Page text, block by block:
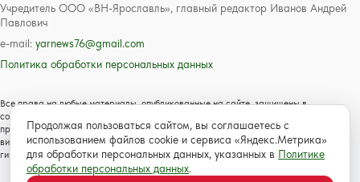
Учредитель ООО «ВН-Ярославль», главный редактор Иванов Андрей
Павлович
e-mail: yarnews76@gmail.com
Политика обработки персональных данных
Все права на любые материалы, опубликованные на сайте, защищены в
соответствии с российским и международным законодательством об авторском
праве и смежных правах. Любое использование текстовых, фото, аудио и
видеоматериалов возможно только с согласия правообладателя с обязательной
гиперссылкой на сайт https://www.yarnews.net; Для детей старше 16 лет.
Продолжая пользоваться сайтом, вы соглашаетесь с
использованием файлов cookie и сервиса «Яндекс.Метрика»
для обработки персональных данных, указанных в Политике
обработки персональных данных.